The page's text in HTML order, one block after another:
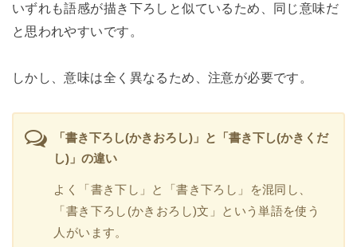
いずれも語感が描き下ろしと似ているため、同じ意味だ
と思われやすいです。
しかし、意味は全く異なるため、注意が必要です。
「書き下ろし(かきおろし)」と「書き下し(かきくだ
し)」の違い
よく「書き下し」と「書き下ろし」を混同し、
「書き下ろし(かきおろし)文」という単語を使う
人がいます。